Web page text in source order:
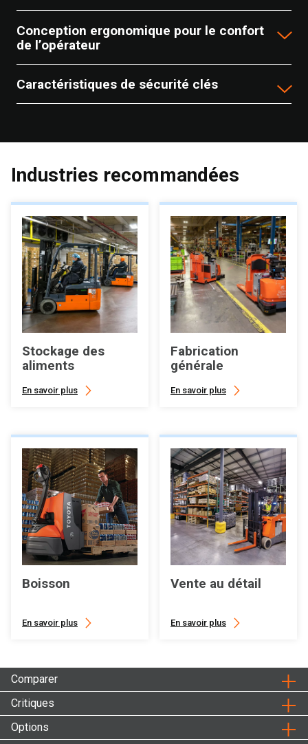
Conception ergonomique pour le confort
de l’opérateur
Caractéristiques de sécurité clés
Industries recommandées
Stockage des
aliments
En savoir plus
Fabrication
générale
En savoir plus
Boisson
En savoir plus
Vente au détail
En savoir plus
Comparer
Critiques
Options